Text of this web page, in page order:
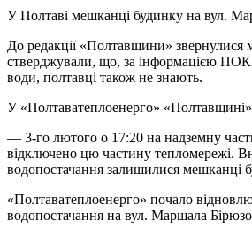
У Полтаві мешканці будинку на вул.
До редакції «Полтавщини»
стверджували, що, за інформацією
води, полтавці також не знають.
У «Полтаватеплоенерго»
— 3-го лютого о 17:20 на надземну
відключено цю частину тепломережі.
водопостачання залишилися мешканці
«Полтаватеплоенерго» почало
водопостачання на вул. Маршала